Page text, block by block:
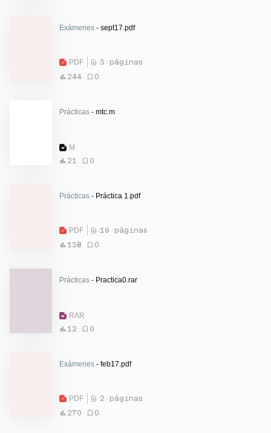
Exámenes - sept17.pdf
PDF
3 páginas
244
0
Prácticas - mtc.m
M
21
0
Prácticas - Práctica 1.pdf
PDF
19 páginas
138
0
Prácticas - Practica0.rar
RAR
12
0
Exámenes - feb17.pdf
PDF
2 páginas
270
0